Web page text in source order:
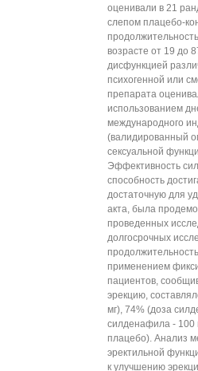
оценивали в 21
слепом плацебо-
возрасте от 19 до
дисфункцией
психогенной или
препарата
использованием
международного
(валидированный
сексуальной
Эффективность
способность
достаточную для
акта, была
проведенных
долгосрочных
применением
пациентов,
эрекцию,
мг), 74% (доза
силденафила - 100
плацебо). Анализ
эректильной
к улучшению